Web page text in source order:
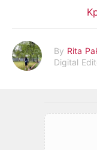
By Rita
Digital